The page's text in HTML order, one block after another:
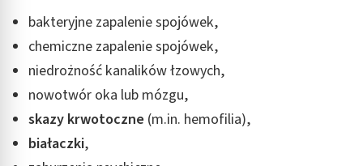
bakteryjne zapalenie spojówek,
chemiczne zapalenie spojówek,
niedrożność kanalików łzowych,
nowotwór oka lub mózgu,
skazy krwotoczne (m.in. hemofilia),
białaczki,